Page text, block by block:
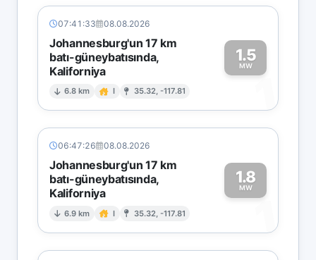
07:41:33 08.08.2026
Johannesburg'un 17 km
batı-güneybatısında,
Kaliforniya
6.8 km I 35.32, -117.81
1.5
MW
1
06:47:26 08.08.2026
Johannesburg'un 17 km
batı-güneybatısında,
Kaliforniya
6.9 km I 35.32, -117.81
1.8
MW
1